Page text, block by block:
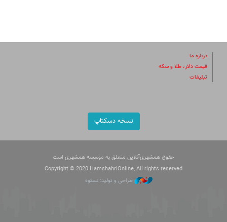
درباره ما
قیمت دلار، طلا و سکه
تبلیغات
نسخه دسکتاپ
حقوق همشهری‌آنلاین متعلق به موسسه همشهری است
Copyright © 2020 HamshahriOnline, All rights reserved
طراحی و تولید: نستوه